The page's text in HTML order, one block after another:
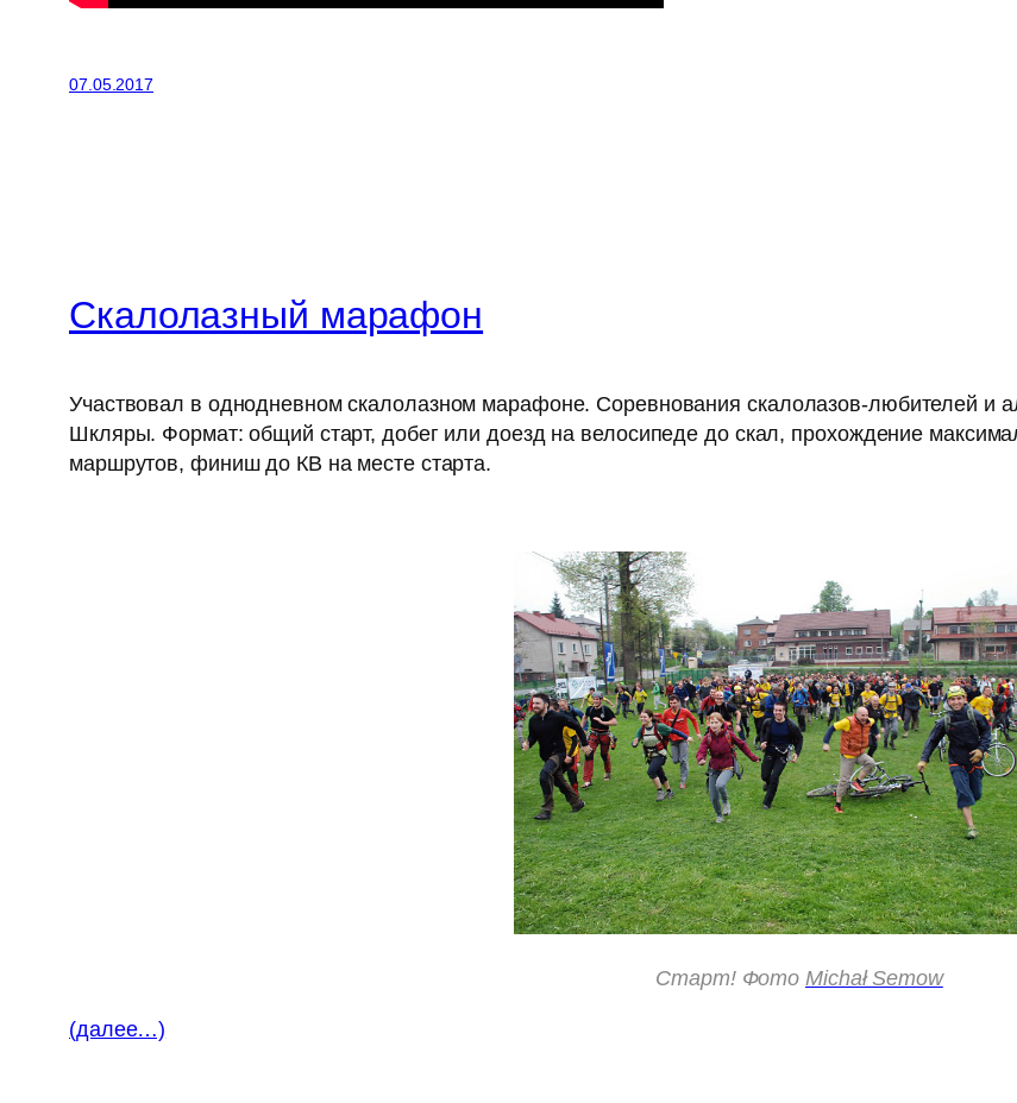
07.05.2017
Скалолазный марафон
Участвовал в однодневном скалолазном марафоне. Соревнования скалолазов-любителей и
Шкляры. Формат: общий старт, добег или доезд на велосипеде до скал, прохождение
маршрутов, финиш до КВ на месте старта.
Старт! Фото Michał Semow
(далее…)